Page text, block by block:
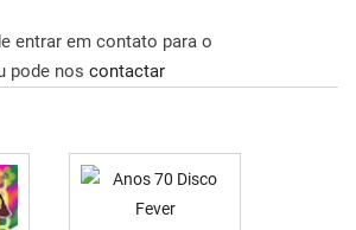
entrar em contato para o
pode nos contactar